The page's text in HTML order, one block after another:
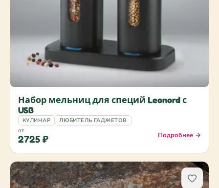
Набор мельниц для специй Leonord с
USB
КУЛИНАР ЛЮБИТЕЛЬ ГАДЖЕТОВ
от
2725 ₽ Подробнее →